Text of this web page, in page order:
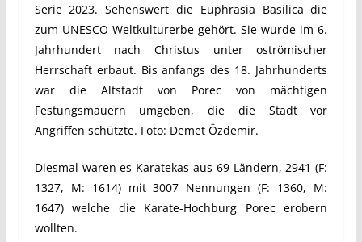
Serie 2023. Sehenswert die Euphrasia Basilica die
zum UNESCO Weltkulturerbe gehört. Sie wurde im 6.
Jahrhundert nach Christus unter oströmischer
Herrschaft erbaut. Bis anfangs des 18. Jahrhunderts
war die Altstadt von Porec von mächtigen
Festungsmauern umgeben, die die Stadt vor
Angriffen schützte. Foto: Demet Özdemir.
Diesmal waren es Karatekas aus 69 Ländern, 2941 (F:
1327, M: 1614) mit 3007 Nennungen (F: 1360, M:
1647) welche die Karate-Hochburg Porec erobern
wollten.